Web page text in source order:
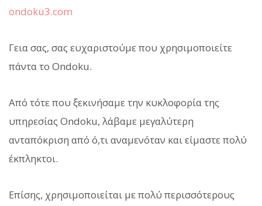
ondoku3.com
Γεια σας, σας ευχαριστούμε που χρησιμοποιείτε
πάντα το Ondoku.
Από τότε που ξεκινήσαμε την κυκλοφορία της
υπηρεσίας Ondoku, λάβαμε μεγαλύτερη
ανταπόκριση από ό,τι αναμενόταν και είμαστε πολύ
έκπληκτοι.
Επίσης, χρησιμοποιείται με πολύ περισσότερους